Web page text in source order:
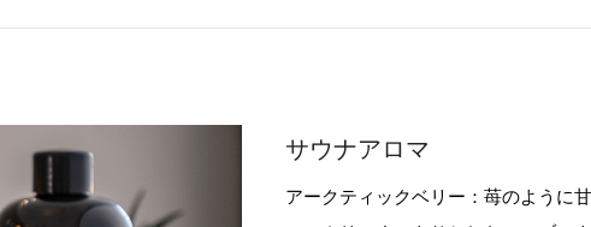
サウナアロマ
アークティックベリー：苺のように